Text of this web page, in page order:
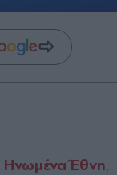
Ηνωμένα Έθνη,